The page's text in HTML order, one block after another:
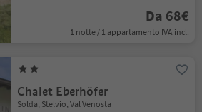
Da 68€
1 notte / 1 appartamento IVA incl.
Chalet Eberhöfer
Solda, Stelvio, Val Venosta